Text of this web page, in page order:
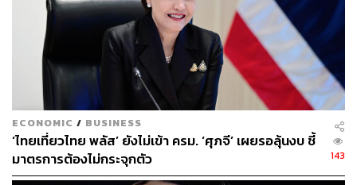
ECONOMIC / BUSINESS
‘ไทยเที่ยวไทย พลัส’ ยังไม่เข้า ครม. ‘ศุภจี’ เผยรอลุ้นงบ ชี้
มาตรการต้องไม่กระจุกตัว
143